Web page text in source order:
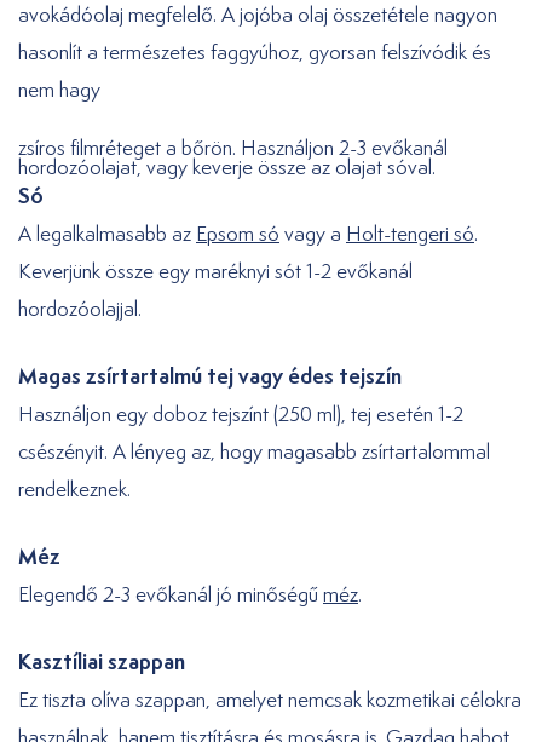
avokádóolaj megfelelő. A jojóba olaj összetétele nagyon
hasonlít a természetes faggyúhoz, gyorsan felszívódik és
nem hagy
zsíros filmréteget a bőrön. Használjon 2-3 evőkanál
hordozóolajat, vagy keverje össze az olajat sóval.
Só
A legalkalmasabb az Epsom só vagy a Holt-tengeri só.
Keverjünk össze egy maréknyi sót 1-2 evőkanál
hordozóolajjal.
Magas zsírtartalmú tej vagy édes tejszín
Használjon egy doboz tejszínt (250 ml), tej esetén 1-2
csészényit. A lényeg az, hogy magasabb zsírtartalommal
rendelkeznek.
Méz
Elegendő 2-3 evőkanál jó minőségűméz.
Kasztíliai szappan
Ez tiszta olíva szappan, amelyet nemcsak kozmetikai célokra